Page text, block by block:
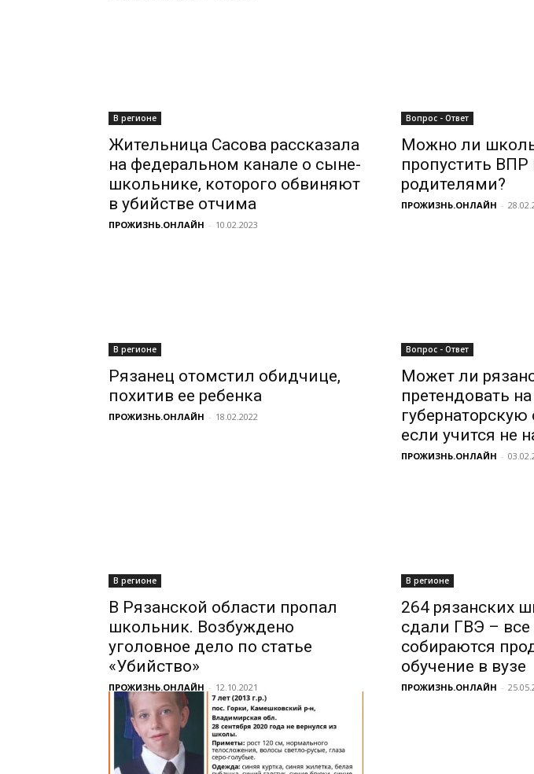
В регионе
Жительница Сасова рассказала
на федеральном канале о сыне-
школьнике, которого обвиняют
в убийстве отчима
ПРОЖИЗНЬ.ОНЛАЙН - 10.02.2023
Вопрос - Ответ
Можно ли
пропустить ВПР
родителями?
ПРОЖИЗНЬ.ОНЛАЙН -
В регионе
Рязанец отомстил обидчице,
похитив ее ребенка
ПРОЖИЗНЬ.ОНЛАЙН - 18.02.2022
Вопрос - Ответ
Может ли
претендовать на
если учится не
ПРОЖИЗНЬ.ОНЛАЙН -
В регионе
В Рязанской области пропал
школьник. Возбуждено
уголовное дело по статье
«Убийство»
ПРОЖИЗНЬ.ОНЛАЙН - 12.10.2021
В регионе
264 рязанских
сдали ГВЭ – все
собираются
обучение в вузе
ПРОЖИЗНЬ.ОНЛАЙН -